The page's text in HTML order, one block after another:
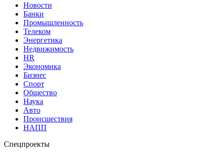
Новости
Банки
Промышленность
Телеком
Энергетика
Недвижимость
HR
Экономика
Бизнес
Спорт
Общество
Наука
Авто
Происшествия
НАПП
Спецпроекты